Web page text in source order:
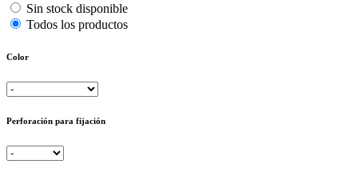
Sin stock disponible
Todos los productos
Color
Perforación para fijación